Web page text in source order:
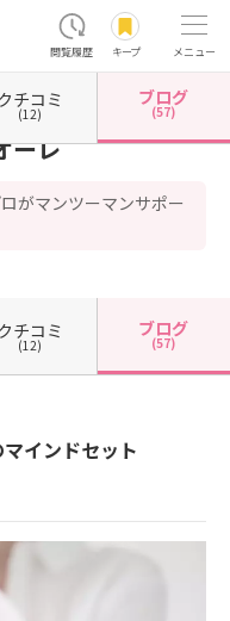
閲覧履歴 キープ メニュー
ミエル クオーレ カウンセラーブ
ーレ
がマンツーマンサポー
チコミ
(12)
ブログ
(57)
チコミ
(12)
ブログ
(57)
インドセット